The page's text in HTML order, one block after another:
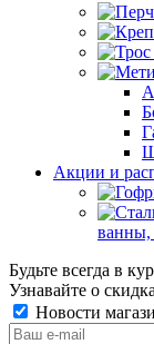
Акции и
Будьте всегда в
Узнавайте о
Новости